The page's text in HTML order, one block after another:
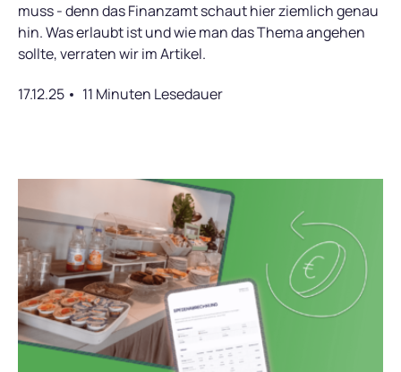
muss - denn das Finanzamt schaut hier ziemlich genau
hin. Was erlaubt ist und wie man das Thema angehen
sollte, verraten wir im Artikel.
17.12.25 11 Minuten Lesedauer